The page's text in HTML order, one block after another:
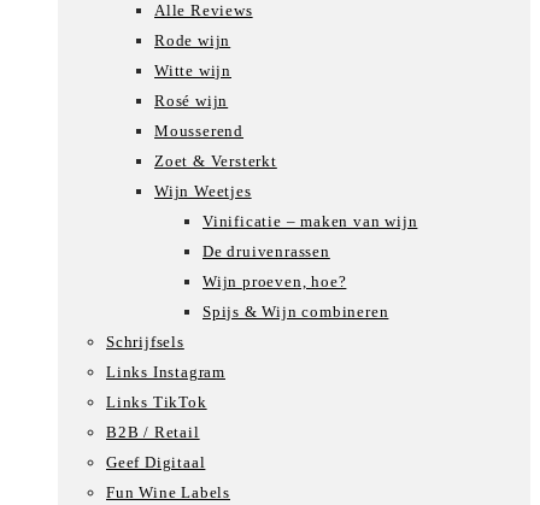
Alle Reviews
Rode wijn
Witte wijn
Rosé wijn
Mousserend
Zoet & Versterkt
Wijn Weetjes
Vinificatie – maken van wijn
De druivenrassen
Wijn proeven, hoe?
Spijs & Wijn combineren
Schrijfsels
Links Instagram
Links TikTok
B2B / Retail
Geef Digitaal
Fun Wine Labels